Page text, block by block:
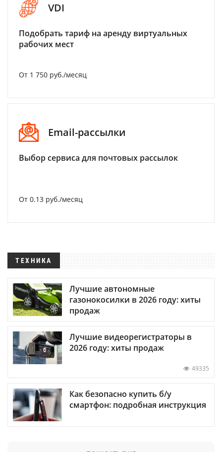
VDI
Подобрать тариф на аренду виртуальных
рабочих мест
От 1 750 руб./месяц
Email-рассылки
Выбор сервиса для почтовых рассылок
От 0.13 руб./месяц
ТЕХНИКА
Лучшие автономные
газонокосилки в 2026 году: хиты
продаж
Лучшие видеорегистраторы в
2026 году: хиты продаж
49335
Как безопасно купить б/у
смартфон: подробная инструкция